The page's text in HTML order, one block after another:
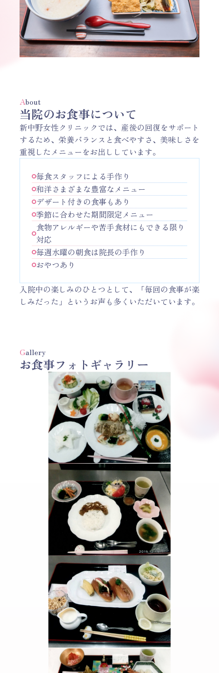
About
当院のお食事について
新中野女性クリニックでは、産後の回復をサポート
するため、栄養バランスと食べやすさ、美味しさを
重視したメニューをお出ししています。
毎食スタッフによる手作り
和洋さまざまな豊富なメニュー
デザート付きの食事もあり
季節に合わせた期間限定メニュー
食物アレルギーや苦手食材にもできる限り
対応
毎週水曜の朝食は院長の手作り
おやつあり
入院中の楽しみのひとつとして、「毎回の食事が楽
しみだった」というお声も多くいただいています。
Gallery
お食事フォトギャラリー